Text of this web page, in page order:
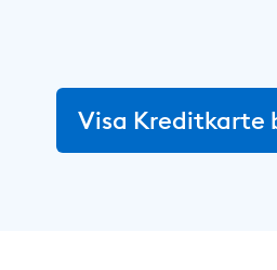
Visa Kreditkarte